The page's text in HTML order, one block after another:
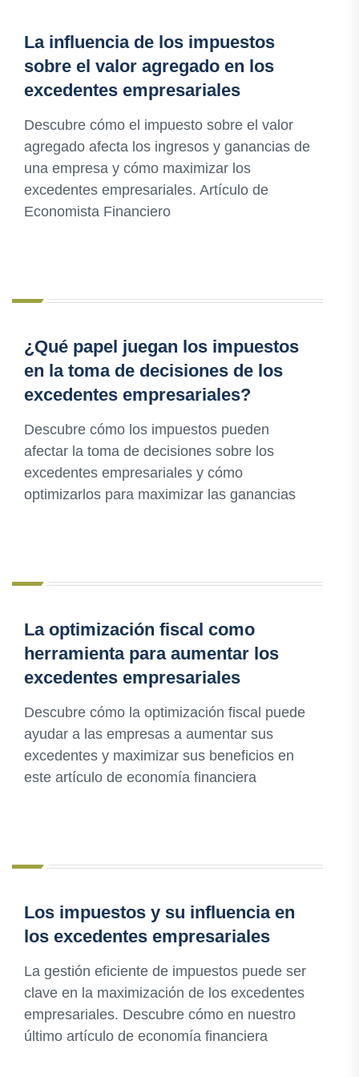
La influencia de los impuestos
sobre el valor agregado en los
excedentes empresariales
Descubre cómo el impuesto sobre el valor
agregado afecta los ingresos y ganancias de
una empresa y cómo maximizar los
excedentes empresariales. Artículo de
Economista Financiero
¿Qué papel juegan los impuestos
en la toma de decisiones de los
excedentes empresariales?
Descubre cómo los impuestos pueden
afectar la toma de decisiones sobre los
excedentes empresariales y cómo
optimizarlos para maximizar las ganancias
La optimización fiscal como
herramienta para aumentar los
excedentes empresariales
Descubre cómo la optimización fiscal puede
ayudar a las empresas a aumentar sus
excedentes y maximizar sus beneficios en
este artículo de economía financiera
Los impuestos y su influencia en
los excedentes empresariales
La gestión eficiente de impuestos puede ser
clave en la maximización de los excedentes
empresariales. Descubre cómo en nuestro
último artículo de economía financiera